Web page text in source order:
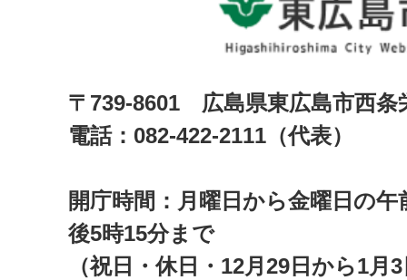
〒739-8601 広島県東広島市西
電話：082-422-2111（代表）
開庁時間：月曜日から金曜日の午
後5時15分まで
（祝日・休日・12月29日から1月